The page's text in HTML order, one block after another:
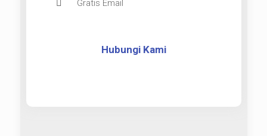
Gratis Email
Hubungi Kami